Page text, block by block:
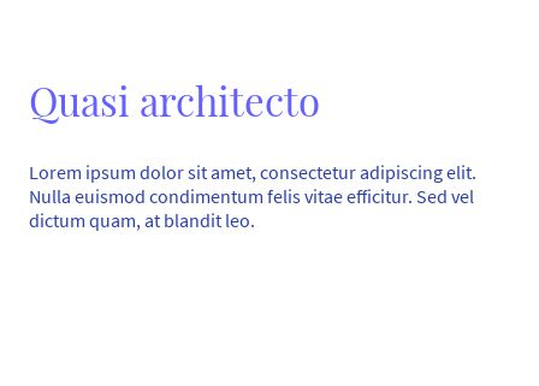
Quasi architecto
Lorem ipsum dolor sit amet, consectetur adipiscing elit.
Nulla euismod condimentum felis vitae efficitur. Sed vel
dictum quam, at blandit leo.